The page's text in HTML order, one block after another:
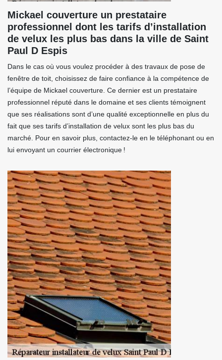
Mickael couverture un prestataire
professionnel dont les tarifs d’installation
de velux les plus bas dans la ville de Saint
Paul D Espis
Dans le cas où vous voulez procéder à des travaux de pose de
fenêtre de toit, choisissez de faire confiance à la compétence de
l’équipe de Mickael couverture. Ce dernier est un prestataire
professionnel réputé dans le domaine et ses clients témoignent
que ses réalisations sont d’une qualité exceptionnelle en plus du
fait que ses tarifs d’installation de velux sont les plus bas du
marché. Pour en savoir plus, contactez-le en le téléphonant ou en
lui envoyant un courrier électronique !